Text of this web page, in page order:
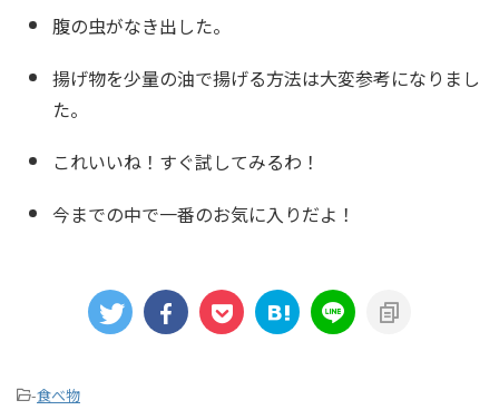
腹の虫がなき出した。
揚げ物を少量の油で揚げる方法は大変参考になりまし
た。
これいいね！すぐ試してみるわ！
今までの中で一番のお気に入りだよ！
-食べ物